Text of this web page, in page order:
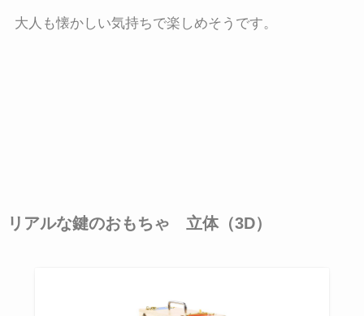
大人も懐かしい気持ちで楽しめそうです。
リアルな鍵のおもちゃ 立体（3D）